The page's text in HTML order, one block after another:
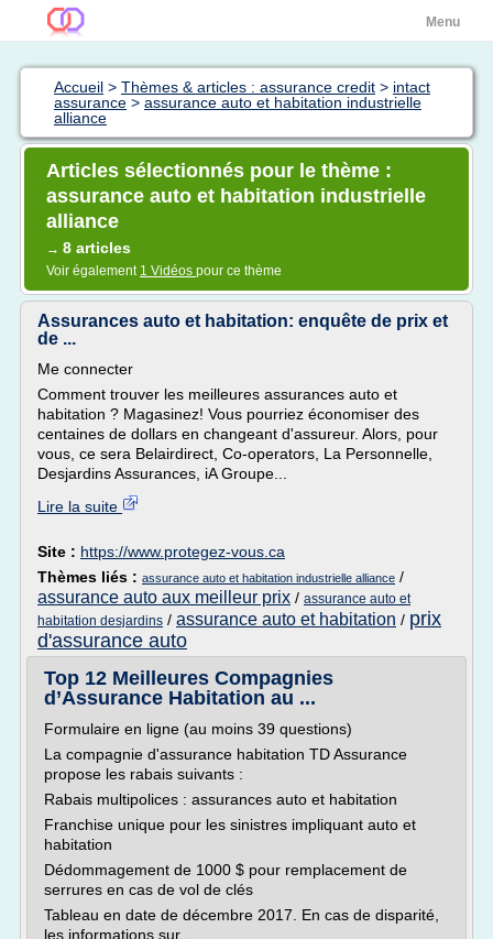
Menu
Accueil > Thèmes & articles : assurance credit > intact
assurance > assurance auto et habitation industrielle
alliance
Articles sélectionnés pour le thème :
assurance auto et habitation industrielle
alliance
→ 8 articles
Voir également 1 Vidéos pour ce thème
Assurances auto et habitation: enquête de prix et
de ...
Me connecter
Comment trouver les meilleures assurances auto et
habitation ? Magasinez! Vous pourriez économiser des
centaines de dollars en changeant d'assureur. Alors, pour
vous, ce sera Belairdirect, Co-operators, La Personnelle,
Desjardins Assurances, iA Groupe...
Lire la suite
Site : https://www.protegez-vous.ca
Thèmes liés : assurance auto et habitation industrielle alliance /
assurance auto aux meilleur prix / assurance auto et
habitation desjardins / assurance auto et habitation / prix
d'assurance auto
Top 12 Meilleures Compagnies
d’Assurance Habitation au ...
Formulaire en ligne (au moins 39 questions)
La compagnie d'assurance habitation TD Assurance
propose les rabais suivants :
Rabais multipolices : assurances auto et habitation
Franchise unique pour les sinistres impliquant auto et
habitation
Dédommagement de 1000 $ pour remplacement de
serrures en cas de vol de clés
Tableau en date de décembre 2017. En cas de disparité,
les informations sur...